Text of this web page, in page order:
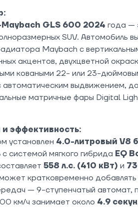
GLS 600 2024 года —
SUV. Автомобиль
Maybach с
акцентов, двухцветной
коваными 22- или 23-
выдвижением,
матричные фары Digital
эффективность:
установлен 4.0-литровый V8
с системой мягкого гибрида EQ
558 л.с. (410 кВт) и
кратковременно
— 9-ступенчатый автомат,
км/ч занимает около 4.9